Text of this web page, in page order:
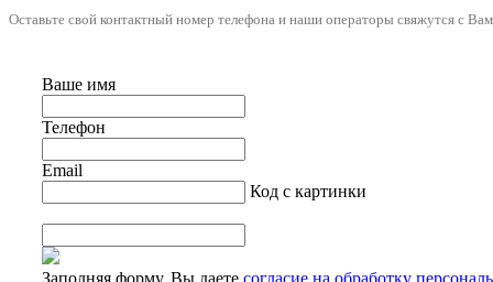
Оставьте свой контактный номер телефона и наши операторы свяжутся с
Ваше имя
Телефон
Email
Код с картинки
Заполняя форму, Вы даете согласие на обработку